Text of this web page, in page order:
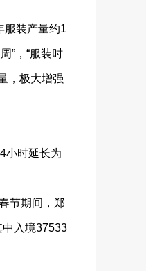
服装产量约1
”，“服装时
，极大增强
小时延长为
节期间，郑
入境37533